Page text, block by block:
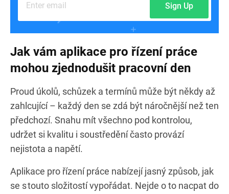
Sign Up
Jak vám aplikace pro řízení práce
mohou zjednodušit pracovní den
Proud úkolů, schůzek a termínů může být někdy až
zahlcující – každý den se zdá být náročnější než ten
předchozí. Snahu mít všechno pod kontrolou,
udržet si kvalitu i soustředění často provází
nejistota a napětí.
Aplikace pro řízení práce nabízejí jasný způsob, jak
se s touto složitostí vypořádat. Nejde o to nacpat do